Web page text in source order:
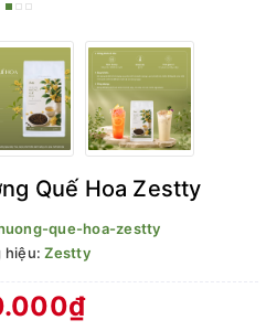
Quế Hoa Zestty
que-hoa-zestty
hiệu:Zestty